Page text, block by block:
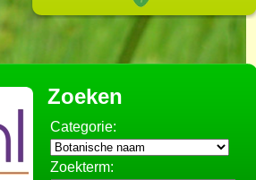
Zoeken
Categorie:
Zoekterm: